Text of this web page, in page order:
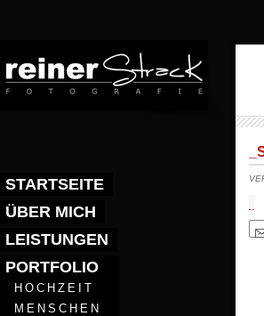
STARTSEITE
ÜBER MICH
LEISTUNGEN
PORTFOLIO
HOCHZEIT
MENSCHEN